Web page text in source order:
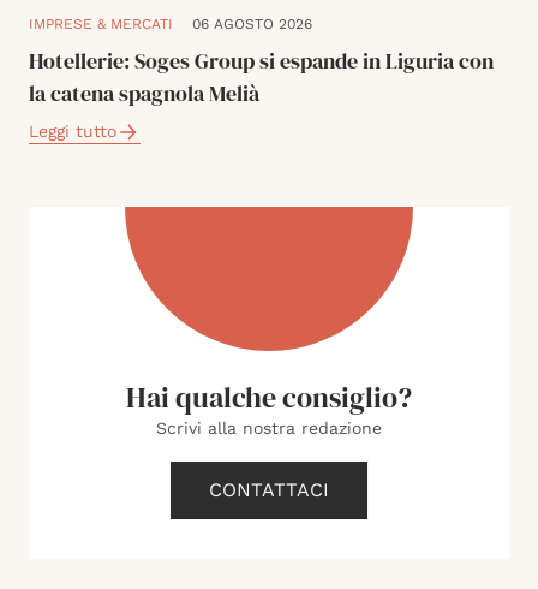
IMPRESE & MERCATI 06 AGOSTO 2026
Hotellerie: Soges Group si espande in Liguria con
la catena spagnola Melià
Leggi tutto
Hai qualche consiglio?
Scrivi alla nostra redazione
CONTATTACI